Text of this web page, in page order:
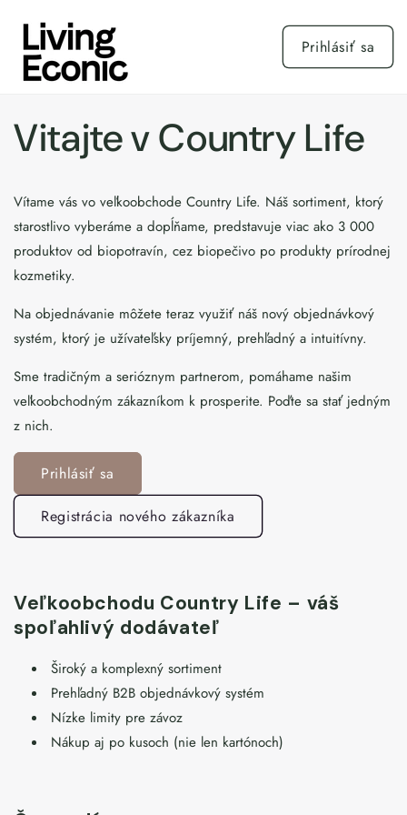
na
obsah
Prihlásiť sa
Vitajte v Country Life
Vítame vás vo veľkoobchode Country Life. Náš sortiment, ktorý
starostlivo vyberáme a dopĺňame, predstavuje viac ako 3 000
produktov od biopotravín, cez biopečivo po produkty prírodnej
kozmetiky.
Na objednávanie môžete teraz využiť náš nový objednávkový
systém, ktorý je užívateľsky príjemný, prehľadný a intuitívny.
Sme tradičným a serióznym partnerom, pomáhame našim
veľkoobchodným zákazníkom k prosperite. Poďte sa stať jedným
z nich.
Prihlásiť sa
Registrácia nového zákazníka
Veľkoobchodu Country Life – váš
spoľahlivý dodávateľ
Široký a komplexný sortiment
Prehľadný B2B objednávkový systém
Nízke limity pre závoz
Nákup aj po kusoch (nie len kartónoch)